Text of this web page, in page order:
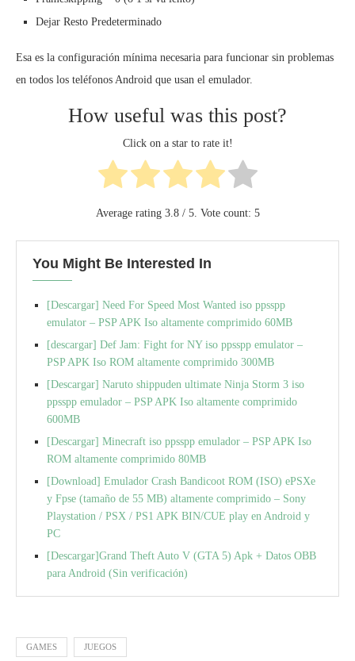
Dejar Resto Predeterminado
Esa es la configuración mínima necesaria para funcionar sin problemas
en todos los teléfonos Android que usan el emulador.
How useful was this post?
Click on a star to rate it!
Average rating 3.8/ 5. Vote count: 5
You Might Be Interested In
[Descargar] Need For Speed Most Wanted iso ppsspp
emulator – PSP APK Iso altamente comprimido 60MB
[descargar] Def Jam: Fight for NY iso ppsspp emulator –
PSP APK Iso ROM altamente comprimido 300MB
[Descargar] Naruto shippuden ultimate Ninja Storm 3 iso
ppsspp emulador – PSP APK Iso altamente comprimido
600MB
[Descargar] Minecraft iso ppsspp emulador – PSP APK Iso
ROM altamente comprimido 80MB
[Download] Emulador Crash Bandicoot ROM (ISO) ePSXe
y Fpse (tamaño de 55 MB) altamente comprimido – Sony
Playstation / PSX / PS1 APK BIN/CUE play en Android y
PC
[Descargar]Grand Theft Auto V (GTA 5) Apk + Datos OBB
para Android (Sin verificación)
GAMES JUEGOS